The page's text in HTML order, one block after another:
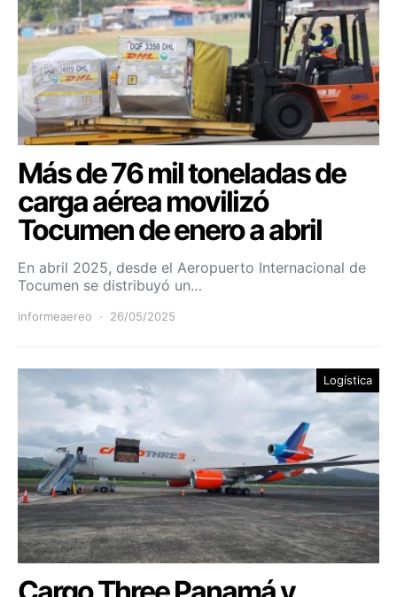
Más de 76 mil toneladas de
carga aérea movilizó
Tocumen de enero a abril
En abril 2025, desde el Aeropuerto Internacional de
Tocumen se distribuyó un…
informeaereo 26/05/2025
Logística